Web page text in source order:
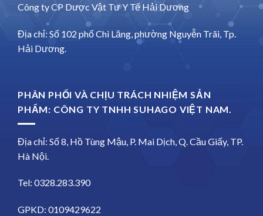
Công ty CP Dược Vật Tư Y Tế Hải Dương
Địa chỉ: Số 102 phố Chi Lăng, phường Nguyễn Trãi, Tp.
Hải Dương.
PHÂN PHỐI VÀ CHỊU TRÁCH NHIỆM SẢN
PHẨM: CÔNG TY TNHH SUHAGO VIỆT NAM.
Địa chỉ: Số 8, Hồ Tùng Mậu, P. Mai Dịch, Q. Cầu Giấy, TP.
Hà Nội.
Tel: 0328.283.390
GPKD: 0109429622